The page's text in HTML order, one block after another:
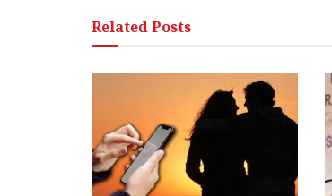
RelatedPosts